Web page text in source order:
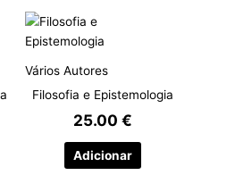
Vários Autores
Filosofia e Epistemologia
25.00€
Adicionar